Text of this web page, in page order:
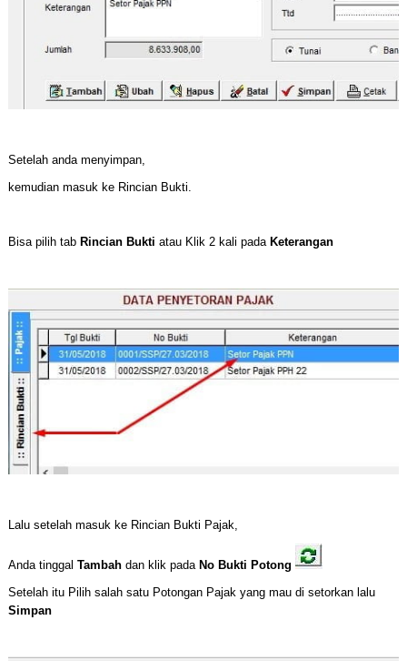
Setelah anda menyimpan,
kemudian masuk ke Rincian Bukti.
Bisa pilih tab Rincian Bukti atau Klik 2 kali pada Keterangan
Lalu setelah masuk ke Rincian Bukti Pajak,
Anda tinggal Tambahdan klik pada No Bukti Potong
Setelah itu Pilih salah satu Potongan Pajak yang mau di setorkan lalu
Simpan